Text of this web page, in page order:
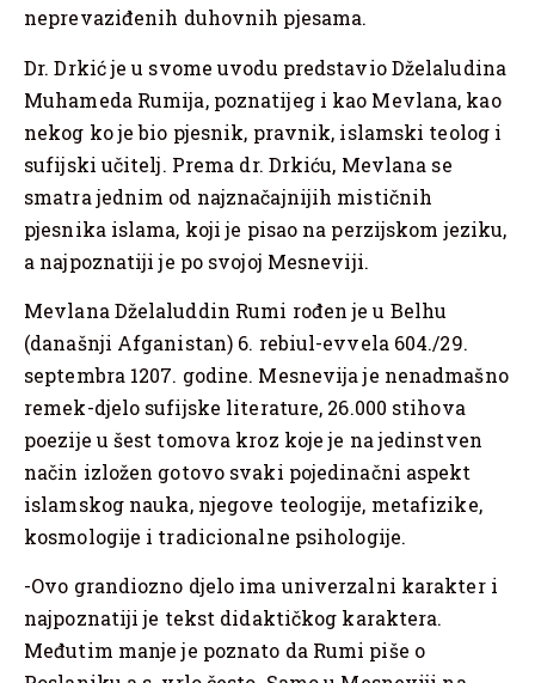
neprevaziđenih duhovnih pjesama.
Dr. Drkić je u svome uvodu predstavio Dželaludina
Muhameda Rumija, poznatijeg i kao Mevlana, kao
nekog ko je bio pjesnik, pravnik, islamski teolog i
sufijski učitelj. Prema dr. Drkiću, Mevlana se
smatra jednim od najznačajnijih mističnih
pjesnika islama, koji je pisao na perzijskom jeziku,
a najpoznatiji je po svojoj Mesneviji.
Mevlana Dželaluddin Rumi rođen je u Belhu
(današnji Afganistan) 6. rebiul-evvela 604./29.
septembra 1207. godine. Mesnevija je nenadmašno
remek-djelo sufijske literature, 26.000 stihova
poezije u šest tomova kroz koje je na jedinstven
način izložen gotovo svaki pojedinačni aspekt
islamskog nauka, njegove teologije, metafizike,
kosmologije i tradicionalne psihologije.
-Ovo grandiozno djelo ima univerzalni karakter i
najpoznatiji je tekst didaktičkog karaktera.
Međutim manje je poznato da Rumi piše o